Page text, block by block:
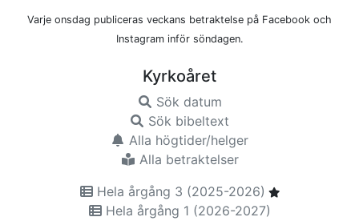
Varje onsdag publiceras veckans betraktelse på Facebook och
Instagram inför söndagen.
Kyrkoåret
Sök datum
Sök bibeltext
Alla högtider/helger
Alla betraktelser
Hela årgång 3 (2025-2026)
Hela årgång 1 (2026-2027)